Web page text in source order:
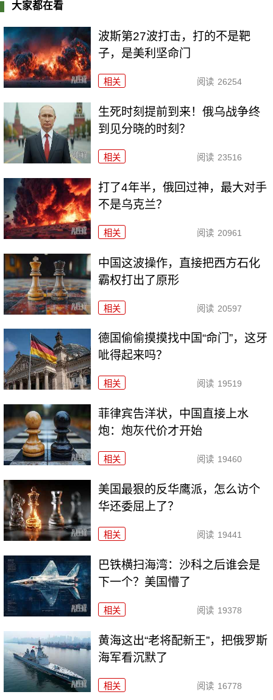
大家都在看
波斯第27波打击，打的不是靶
子，是美利坚命门
相关 阅读 26254
生死时刻提前到来！俄乌战争终
到见分晓的时刻？
相关 阅读 23516
打了4年半，俄回过神，最大对手
不是乌克兰？
相关 阅读 20961
中国这波操作，直接把西方石化
霸权打出了原形
相关 阅读 20597
德国偷偷摸摸找中国“命门”，这牙
呲得起来吗？
相关 阅读 19519
菲律宾告洋状，中国直接上水
炮：炮灰代价才开始
相关 阅读 19460
美国最狠的反华鹰派，怎么访个
华还委屈上了？
相关 阅读 19441
巴铁横扫海湾：沙科之后谁会是
下一个？美国懵了
相关 阅读 19378
黄海这出“老将配新王”，把俄罗斯
海军看沉默了
相关 阅读 16778